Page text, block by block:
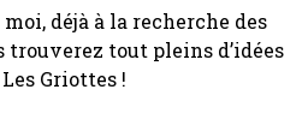
déjà à la recherche des
trouverez tout pleins d’idées
Griottes !